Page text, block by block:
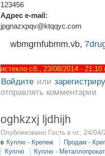
123456
Адрес e-mail:
jpgnazxpqv@ktqqyc.com
wbmgrnfubmm.vb,
истекло сб., 23/08/2014 -
Войдите или
отправлять комментарии
oghkzxj ljdhijh
Опубликовано Гость в чт., 24/
в Куплю - Крепеж
Продам -
Куплю
Куплю - Металлопрокат